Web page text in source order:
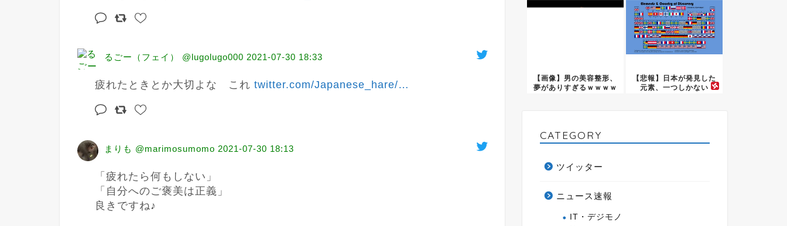
るごー（フェイ） @lugolugo000 2021-07-30 18:33
疲れたときとか大切よな　これ twitter.com/Japanese_hare/…
まりも @marimosumomo 2021-07-30 18:13
「疲れたら何もしない」
「自分へのご褒美は正義」
良きですね♪
【画像】男の美容整形、
夢がありすぎるｗｗｗｗ
【悲報】日本が発見した
元素、一つしかない
CATEGORY
ツイッター
ニュース速報
IT・デジモノ